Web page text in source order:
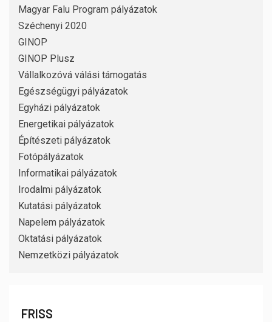
Magyar Falu Program pályázatok
Széchenyi 2020
GINOP
GINOP Plusz
Vállalkozóvá válási támogatás
Egészségügyi pályázatok
Egyházi pályázatok
Energetikai pályázatok
Építészeti pályázatok
Fotópályázatok
Informatikai pályázatok
Irodalmi pályázatok
Kutatási pályázatok
Napelem pályázatok
Oktatási pályázatok
Nemzetközi pályázatok
FRISS